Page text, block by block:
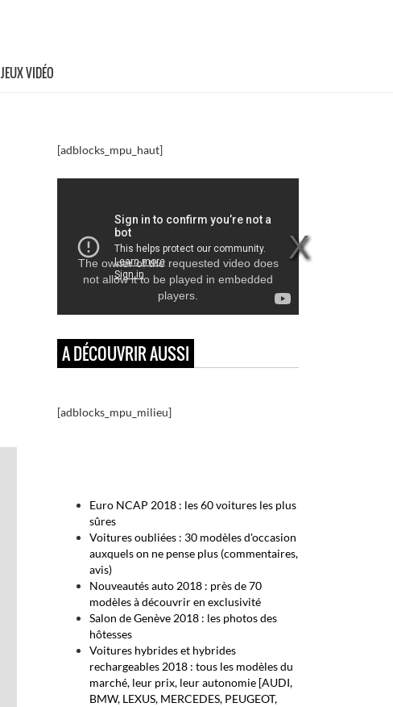
JEUX VIDÉO
[adblocks_mpu_haut]
The owner of the requested video does
not allow it to be played in embedded
players.
A DÉCOUVRIR AUSSI
[adblocks_mpu_milieu]
Euro NCAP 2018 : les 60 voitures les plus
sûres
Voitures oubliées : 30 modèles d'occasion
auxquels on ne pense plus (commentaires,
avis)
Nouveautés auto 2018 : près de 70
modèles à découvrir en exclusivité
Salon de Genève 2018 : les photos des
hôtesses
Voitures hybrides et hybrides
rechargeables 2018 : tous les modèles du
marché, leur prix, leur autonomie [AUDI,
BMW, LEXUS, MERCEDES, PEUGEOT,